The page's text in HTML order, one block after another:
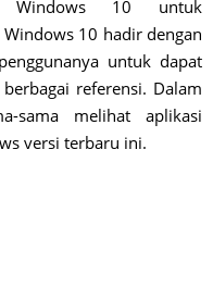
Windows 10 untuk
10 hadir dengan
untuk dapat
referensi. Dalam
melihat aplikasi
versi terbaru ini.